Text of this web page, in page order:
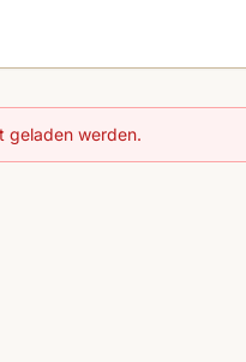
geladen werden.